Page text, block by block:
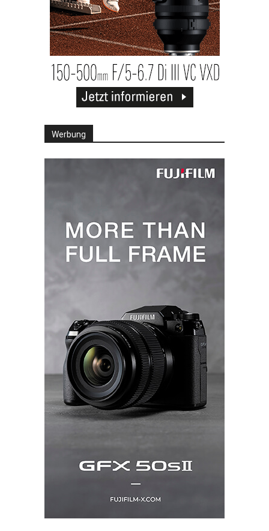
Werbung